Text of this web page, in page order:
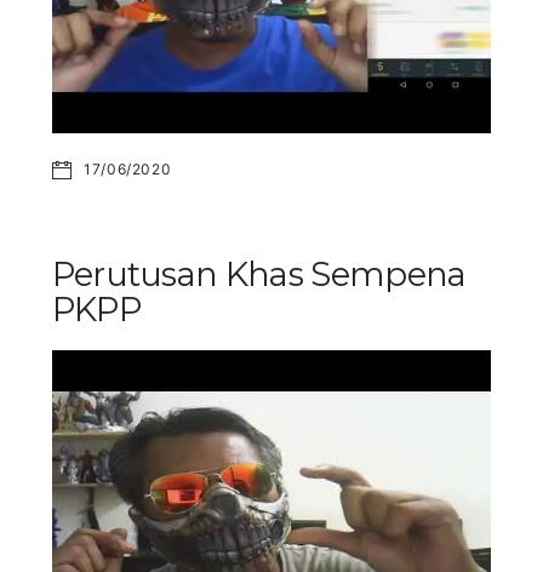
17/06/2020
Perutusan Khas Sempena
PKPP